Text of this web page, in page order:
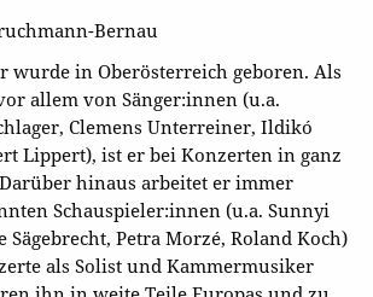
Bernau
wurde in Oberösterreich geboren. Als
allem von Sänger:innen (u.a.
Clemens Unterreiner, Ildikó
Lippert), ist er bei Konzerten in ganz
hinaus arbeitet er immer
Schauspieler:innen (u.a. Sunnyi
Petra Morzé, Roland Koch)
als Solist und Kammermusiker